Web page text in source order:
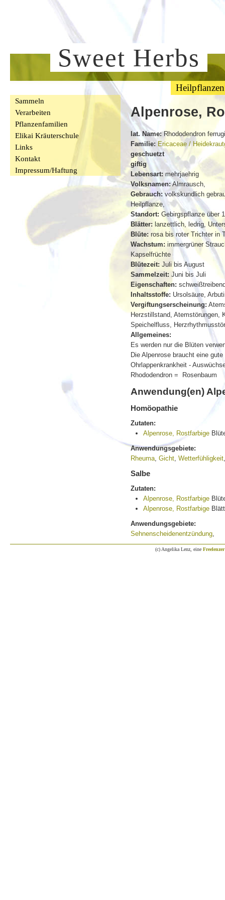
Sweet Herbs
Heilpflanzen
Sammeln
Verarbeiten
Pflanzenfamilien
Elikai Kräuterschule
Links
Kontakt
Impressum/Haftung
Alpenrose,
lat. Name:Rhododendron
Familie: Ericaceae /
geschuetzt
giftig
Lebensart: mehrjaehrig
Volksnamen:Almrausch,
Gebrauch: volkskundlich
Heilpflanze,
Standort: Gebirgspflanze über
Blätter: lanzettlich, ledrig,
Blüte: rosa bis roter Trichter in
Wachstum: immergrüner
Kapselfrüchte
Blütezeit: Juli bis August
Sammelzeit: Juni bis Juli
Eigenschaften:
Inhaltsstoffe: Ursolsäure,
Vergiftungserscheinung:
Herzstillstand, Atemstörungen,
Speichelfluss,
Allgemeines:
Es werden nur die Blüten
Die Alpenrose braucht eine
Ohrlappenkrankheit -
Rhododendron = Rosenbaum
Anwendung(en)
Homöopathie
Zutaten:
Alpenrose, Rostfarbige
Anwendungsgebiete:
Rheuma, Gicht, Wetterfühligkeit,
Salbe
Zutaten:
Alpenrose, Rostfarbige
Alpenrose, Rostfarbige
Anwendungsgebiete:
Sehnenscheidenentzündung,
(c) Angelika Lenz, eine Freelenzer